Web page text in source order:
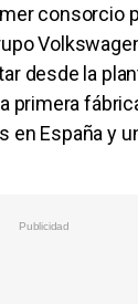
consorcio
desde la
primera
España y